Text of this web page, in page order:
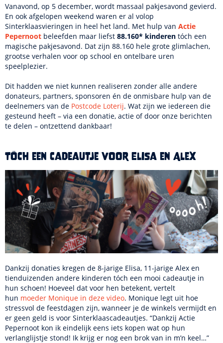
Vanavond, op 5 december, wordt massaal pakjesavond gevierd.
En ook afgelopen weekend waren er al volop
Sinterklaasvieringen in heel het land. Met hulp van Actie
Pepernoot beleefden maar liefst 88.160* kinderen tóch een
magische pakjesavond. Dat zijn 88.160 hele grote glimlachen,
grootse verhalen voor op school en ontelbare uren
speelplezier.
Dit hadden we niet kunnen realiseren zonder alle andere
donateurs, partners, sponsoren én de onmisbare hulp van de
deelnemers van de Postcode Loterij. Wat zijn we iedereen die
gesteund heeft – via een donatie, actie of door onze berichten
te delen – ontzettend dankbaar!
Tóch een cadeautje voor Elisa en Alex
Dankzij donaties kregen de 8-jarige Elisa, 11-jarige Alex en
tienduizenden andere kinderen tóch een mooi cadeautje in
hun schoen! Hoeveel dat voor hen betekent, vertelt
hun moeder Monique in deze video. Monique legt uit hoe
stressvol de feestdagen zijn, wanneer je de winkels vermijdt en
er geen geld is voor Sinterklaascadeautjes. “Dankzij Actie
Pepernoot kon ik eindelijk eens iets kopen wat op hun
verlanglijstje stond! Ik krijg er nog een brok van in m’n keel…”